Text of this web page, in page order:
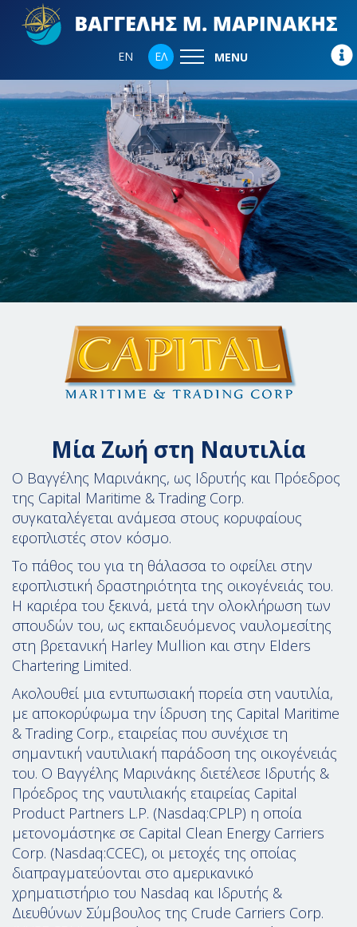
EN ΕΛ MENU
Μία Ζωή στη Ναυτιλία
Ο Βαγγέλης Μαρινάκης, ως Ιδρυτής και Πρόεδρος
της Capital Maritime & Trading Corp.
συγκαταλέγεται ανάμεσα στους κορυφαίους
εφοπλιστές στον κόσμο.
Το πάθος του για τη θάλασσα το οφείλει στην
εφοπλιστική δραστηριότητα της οικογένειάς του.
Η καριέρα του ξεκινά, μετά την ολοκλήρωση των
σπουδών του, ως εκπαιδευόμενος ναυλομεσίτης
στη βρετανική Harley Mullion και στην Elders
Chartering Limited.
Ακολουθεί μια εντυπωσιακή πορεία στη ναυτιλία,
με αποκορύφωμα την ίδρυση της Capital Maritime
& Trading Corp., εταιρείας που συνέχισε τη
σημαντική ναυτιλιακή παράδοση της οικογένειάς
του. Ο Βαγγέλης Μαρινάκης διετέλεσε Ιδρυτής &
Πρόεδρος της ναυτιλιακής εταιρείας Capital
Product Partners L.P. (Nasdaq:CPLP) η οποία
μετονομάστηκε σε Capital Clean Energy Carriers
Corp. (Nasdaq:CCEC), οι μετοχές της οποίας
διαπραγματεύονται στο αμερικανικό
χρηματιστήριο του Nasdaq και Ιδρυτής &
Διευθύνων Σύμβουλος της Crude Carriers Corp.